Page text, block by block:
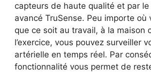
capteurs de haute qualité et par
avancé TruSense. Peu importe où
que ce soit au travail, à la maison
l’exercice, vous pouvez surveiller
artérielle en temps réel. Par
fonctionnalité vous permet de